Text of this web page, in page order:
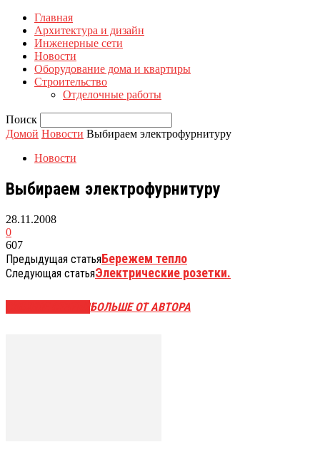
Главная
Архитектура и дизайн
Инженерные сети
Новости
Оборудование дома и квартиры
Строительство
Отделочные работы
Поиск
Домой Новости Выбираем электрофурнитуру
Новости
Выбираем электрофурнитуру
28.11.2008
0
607
Предыдущая статьяБережем тепло
Следующая статьяЭлектрические розетки.
БОЛЬШЕ ОТ АВТОРА